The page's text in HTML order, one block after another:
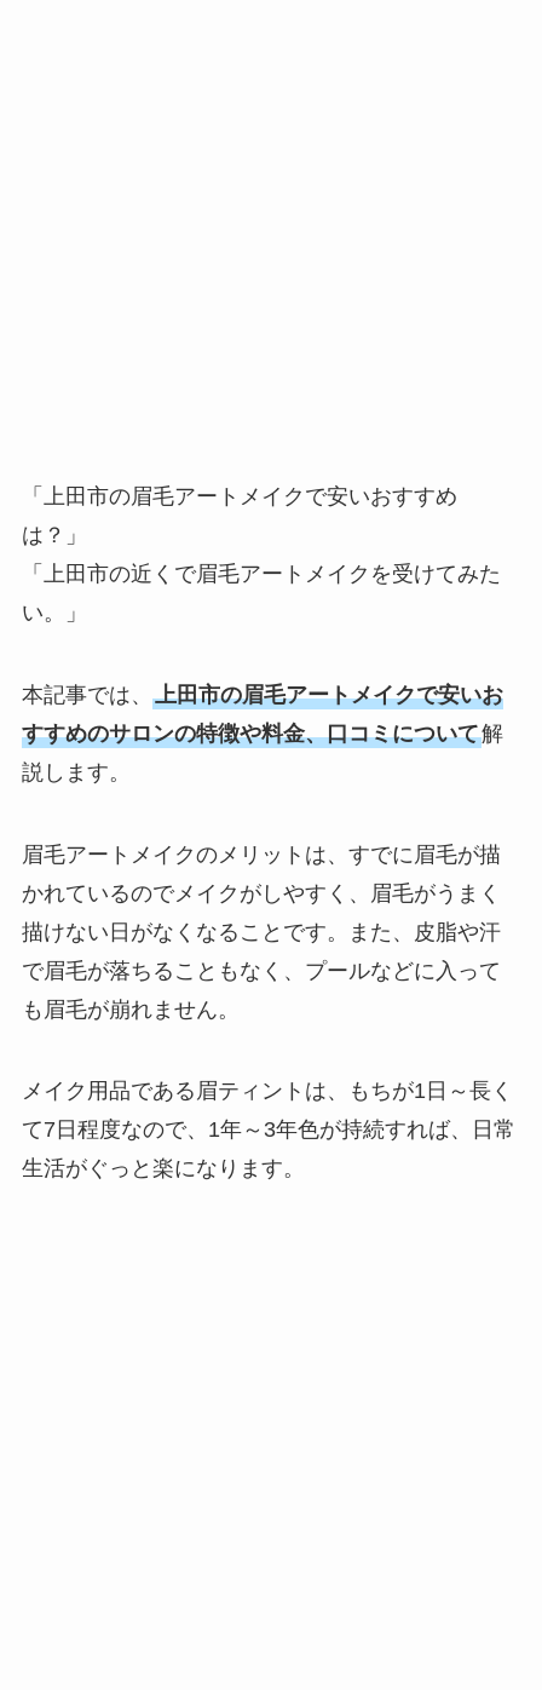
「上田市の眉毛アートメイクで安いおすすめ
は？」
「上田市の近くで眉毛アートメイクを受けてみた
い。」
本記事では、 上田市の眉毛アートメイクで安いお
すすめのサロンの特徴や料金、口コミについて解
説します。
眉毛アートメイクのメリットは、すでに眉毛が描
かれているのでメイクがしやすく、眉毛がうまく
描けない日がなくなることです。また、皮脂や汗
で眉毛が落ちることもなく、プールなどに入って
も眉毛が崩れません。
メイク用品である眉ティントは、もちが1日～長く
て7日程度なので、1年～3年色が持続すれば、日常
生活がぐっと楽になります。